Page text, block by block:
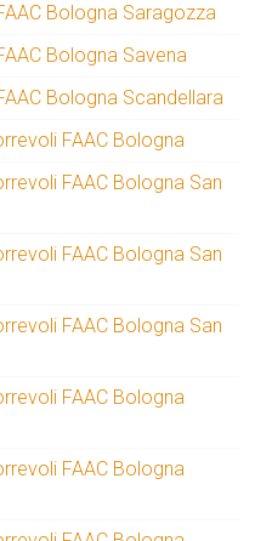
Bologna Saragozza
Bologna Savena
Bologna Scandellara
FAAC Bologna
FAAC Bologna San
FAAC Bologna San
FAAC Bologna San
FAAC Bologna
FAAC Bologna